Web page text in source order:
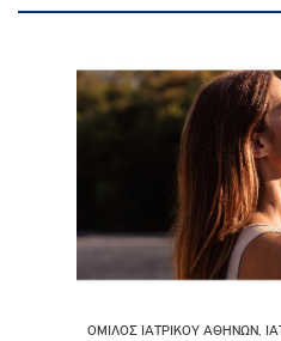
ΟΜΙΛΟΣ ΙΑΤΡΙΚΟΥ ΑΘΗΝΩΝ,